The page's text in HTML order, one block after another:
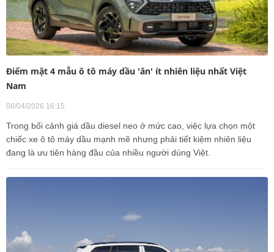
Điểm mặt 4 mẫu ô tô máy dầu 'ăn' ít nhiên liệu nhất Việt
Nam
08/04/2026 16:15
Trong bối cảnh giá dầu diesel neo ở mức cao, việc lựa chọn một
chiếc xe ô tô máy dầu mạnh mẽ nhưng phải tiết kiệm nhiên liệu
đang là ưu tiên hàng đầu của nhiều người dùng Việt.